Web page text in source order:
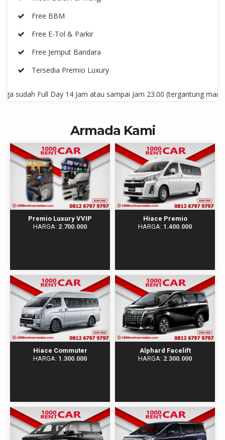
Free BBM
Free E-Tol & Parkir
Free Jemput Bandara
Tersedia Premio Luxury
Full Day 14 Jam atau sampai Jam 23.00 (tergantung mana yg
Armada Kami
Premio Luxury VVIP
HARGA: 2.700.000
Hiace Premio
HARGA: 1.400.000
Hiace Commuter​​
HARGA: 1.300.000
Alphard Facelift
HARGA: 2.300.000